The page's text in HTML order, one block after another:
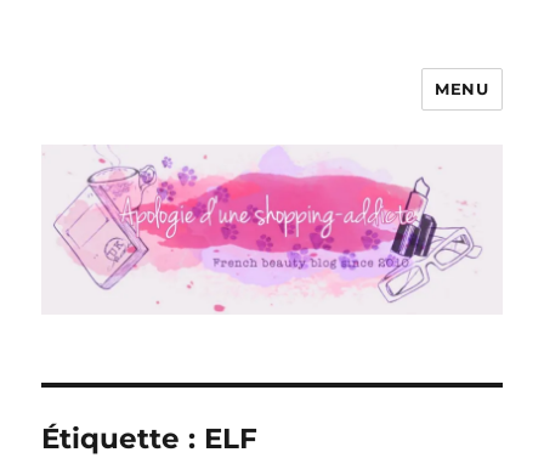
Apologie d'une Shopping-addicte
MENU
Étiquette : ELF